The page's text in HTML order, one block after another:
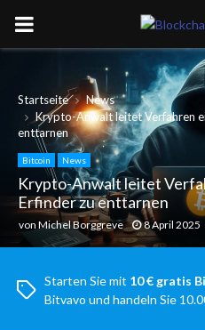
PRIMARY
Startseite
News
Krypto-Anwalt leitet Verfahren
enttarnen
Bitcoin News
Krypto-Anwalt leitet
Erfinder zu enttarnen
von Michel Borggreve 8 April 2025
Starten Sie mit 10 € gratis
Bitvavo und handeln Sie